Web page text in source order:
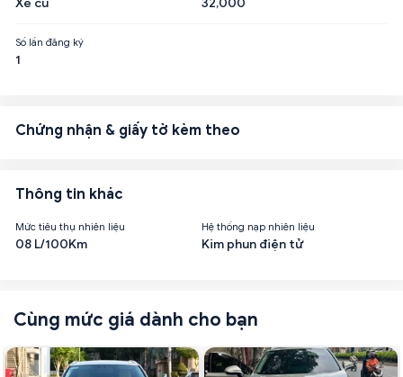
Xe cũ 32,000
Số lần đăng ký
1
Chứng nhận & giấy tờ kèm theo
Thông tin khác
Mức tiêu thụ nhiên liệu
08 L/100Km
Hệ thống nạp nhiên liệu
Kim phun điện tử
Cùng mức giá dành cho bạn